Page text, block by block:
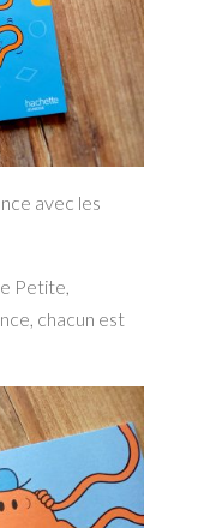
avec les
Petite,
chacun est